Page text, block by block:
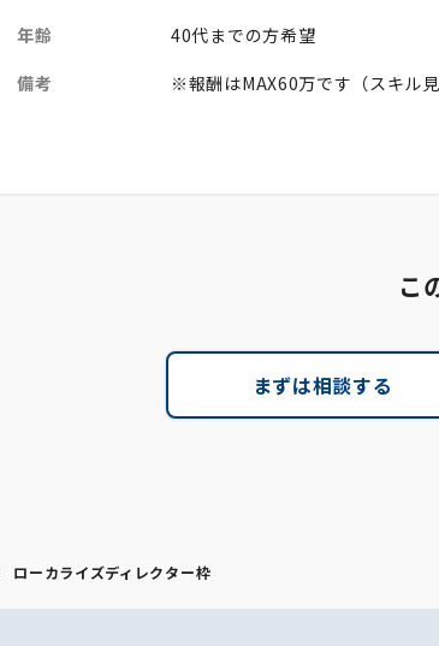
年齢
40代までの方希望
備考
※報酬はMAX60万です（スキル見
こ
まずは相談する
ローカライズディレクター枠